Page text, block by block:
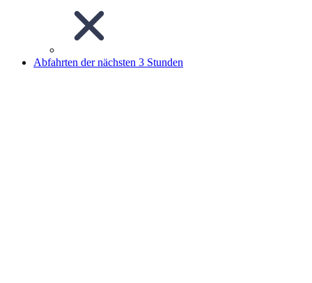
Abfahrten der nächsten 3 Stunden